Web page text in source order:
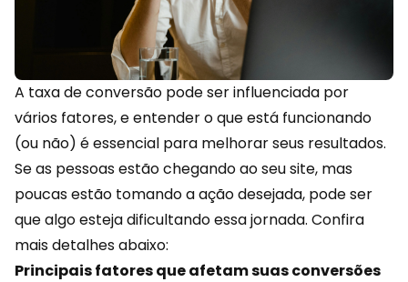
A taxa de conversão pode ser influenciada por
vários fatores, e entender o que está funcionando
(ou não) é essencial para melhorar seus resultados.
Se as pessoas estão chegando ao seu site, mas
poucas estão tomando a ação desejada, pode ser
que algo esteja dificultando essa jornada. Confira
mais detalhes abaixo:
Principais fatores que afetam suas conversões